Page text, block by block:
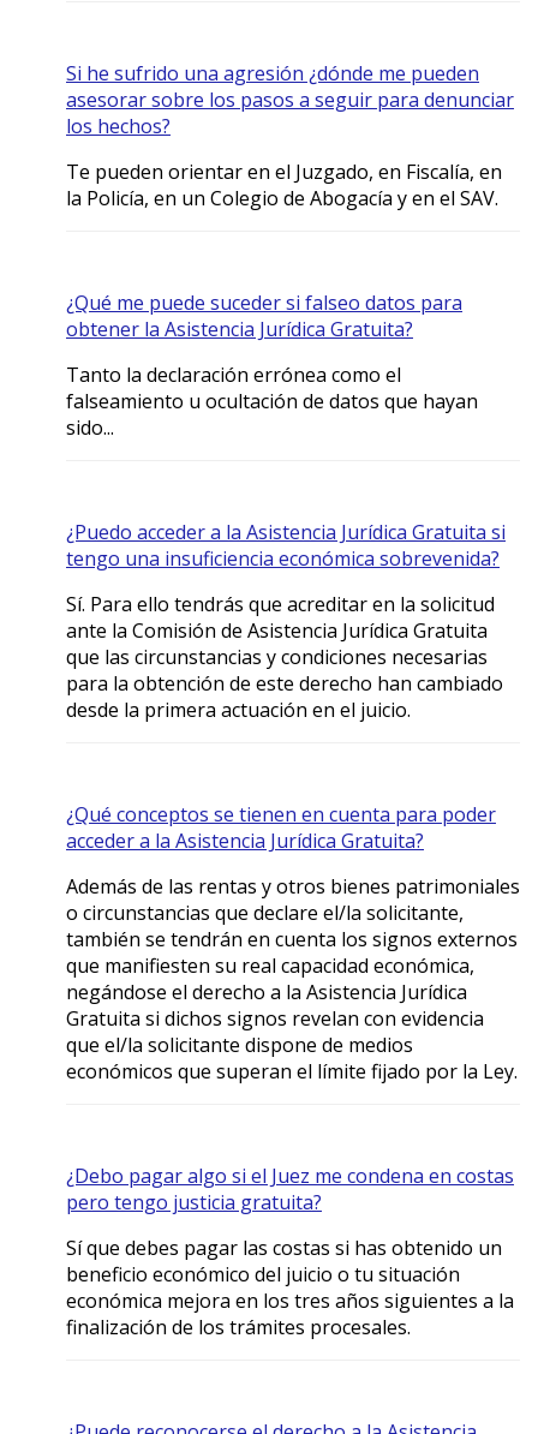
Si he sufrido una agresión ¿dónde me pueden
asesorar sobre los pasos a seguir para denunciar
los hechos?
Te pueden orientar en el Juzgado, en Fiscalía, en
la Policía, en un Colegio de Abogacía y en el SAV.
¿Qué me puede suceder si falseo datos para
obtener la Asistencia Jurídica Gratuita?
Tanto la declaración errónea como el
falseamiento u ocultación de datos que hayan
sido...
¿Puedo acceder a la Asistencia Jurídica Gratuita si
tengo una insuficiencia económica sobrevenida?
Sí. Para ello tendrás que acreditar en la solicitud
ante la Comisión de Asistencia Jurídica Gratuita
que las circunstancias y condiciones necesarias
para la obtención de este derecho han cambiado
desde la primera actuación en el juicio.
¿Qué conceptos se tienen en cuenta para poder
acceder a la Asistencia Jurídica Gratuita?
Además de las rentas y otros bienes patrimoniales
o circunstancias que declare el/la solicitante,
también se tendrán en cuenta los signos externos
que manifiesten su real capacidad económica,
negándose el derecho a la Asistencia Jurídica
Gratuita si dichos signos revelan con evidencia
que el/la solicitante dispone de medios
económicos que superan el límite fijado por la Ley.
¿Debo pagar algo si el Juez me condena en costas
pero tengo justicia gratuita?
Sí que debes pagar las costas si has obtenido un
beneficio económico del juicio o tu situación
económica mejora en los tres años siguientes a la
finalización de los trámites procesales.